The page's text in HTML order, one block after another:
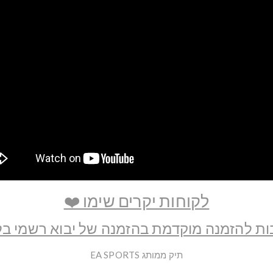
לקוחות יקרים שימו ❤️
להזמנה מוקדמת בהזמנה של יבוא רשמי
תיק ממותג EA SPORTS